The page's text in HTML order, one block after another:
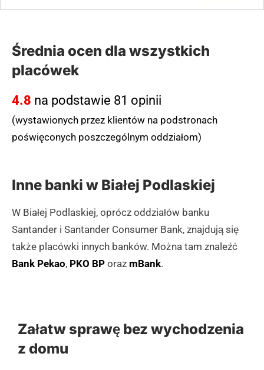
Średnia ocen dla wszystkich
placówek
4.8 na podstawie 81 opinii
(wystawionych przez klientów na podstronach
poświęconych poszczególnym oddziałom)
Inne banki w Białej Podlaskiej
W Białej Podlaskiej, oprócz oddziałów banku
Santander i Santander Consumer Bank, znajdują się
także placówki innych banków. Można tam znaleźć
Bank Pekao, PKO BP oraz mBank.
Załatw sprawę bez wychodzenia
z domu